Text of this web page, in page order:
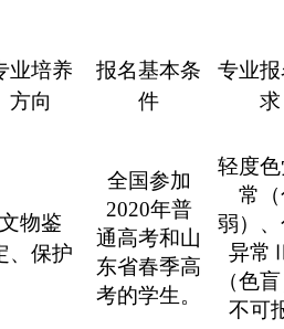
业培养
方向
报名基本条
件
专业
求
文物鉴
、保护
全国参加
2020年普
通高考和山
东省春季高
考的学生。
轻度
常
弱）
异常
（色
不可